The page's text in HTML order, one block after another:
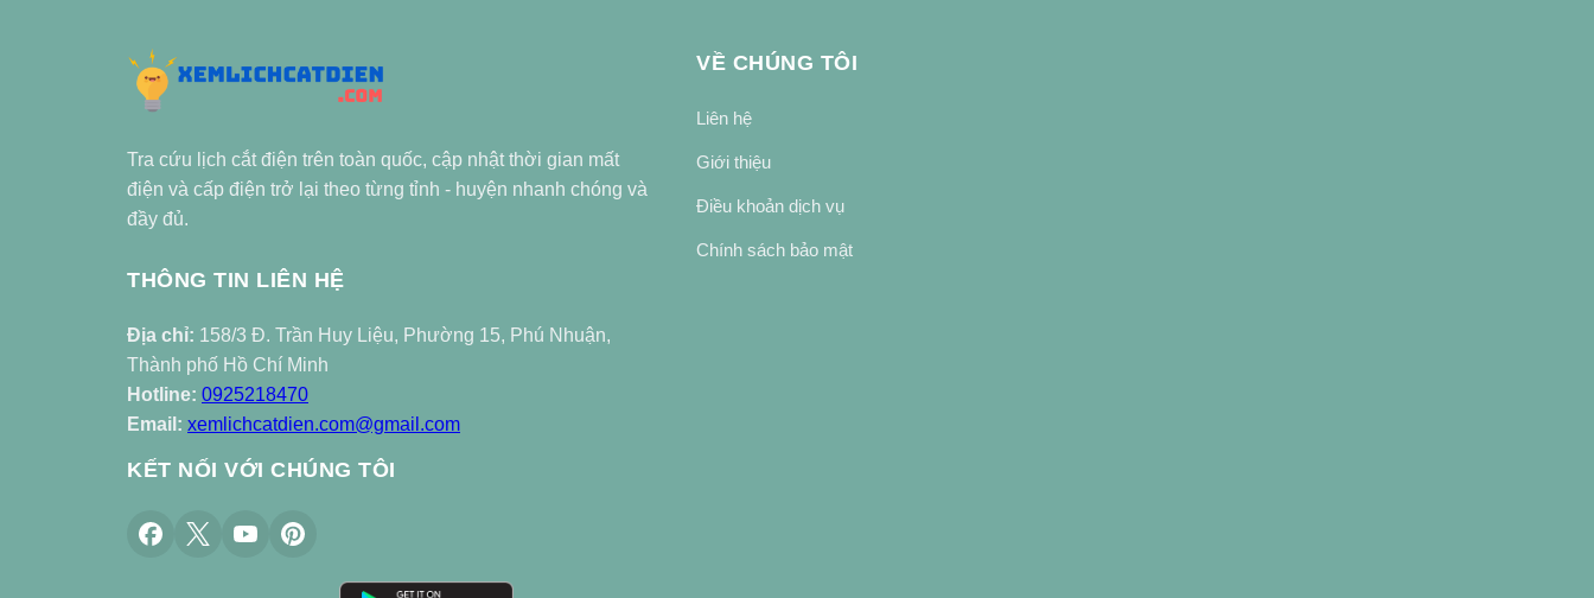
Tra cứu lịch cắt điện trên toàn quốc, cập nhật thời gian mất
điện và cấp điện trở lại theo từng tỉnh - huyện nhanh chóng và
đầy đủ.
THÔNG TIN LIÊN HỆ
Địa chỉ: 158/3 Đ. Trần Huy Liệu, Phường 15, Phú Nhuận,
Thành phố Hồ Chí Minh
Hotline: 0925218470
Email: xemlichcatdien.com@gmail.com
KẾT NỐI VỚI CHÚNG TÔI
VỀ CHÚNG TÔI
Liên hệ
Giới thiệu
Điều khoản dịch vụ
Chính sách bảo mật